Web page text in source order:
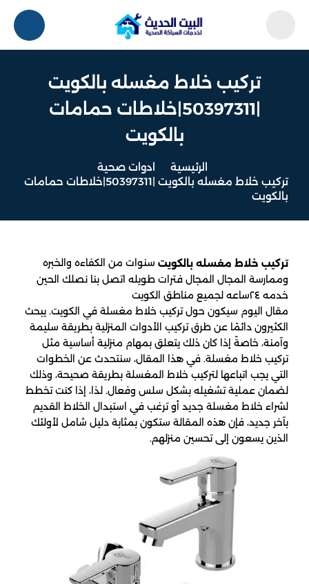
تركيب خلاط مغسله بالكويت
|50397311|خلاطات حمامات
بالكويت
الرئيسية
ادوات صحية
تركيب خلاط مغسله بالكويت |50397311|خلاطات حمامات
بالكويت
تركيب خلاط مغسله بالكويت سنوات من الكفاءه والخبره
وممارسة المجال المجال فترات طويله اتصل بنا نصلك الحين
خدمه ٢٤ساعه لجميع مناطق الكويت
مقال اليوم سيكون حول تركيب خلاط مغسلة في الكويت. يبحث
الكثيرون دائمًا عن طرق تركيب الأدوات المنزلية بطريقة سليمة
وآمنة، خاصةً إذا كان ذلك يتعلق بمهام منزلية أساسية مثل
تركيب خلاط مغسلة. في هذا المقال، سنتحدث عن الخطوات
التي يجب اتباعها لتركيب خلاط المغسلة بطريقة صحيحة، وذلك
لضمان عملية تشغيله بشكل سلس وفعال. لذا، إذا كنت تخطط
لشراء خلاط مغسلة جديد أو ترغب في استبدال الخلاط القديم
بآخر جديد، فإن هذه المقالة ستكون بمثابة دليل شامل لأولئك
الذين يسعون إلى تحسين منزلهم.